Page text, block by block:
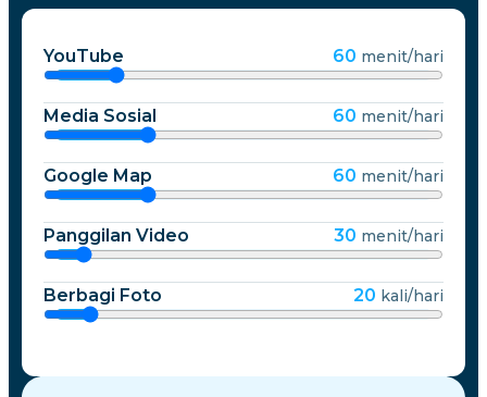
YouTube 60 menit/hari
Media Sosial 60 menit/hari
Google Map 60 menit/hari
Panggilan Video 30 menit/hari
Berbagi Foto 20 kali/hari